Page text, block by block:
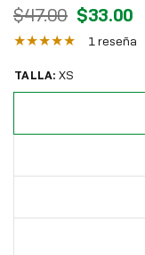
$47.00 $33.00
1 reseña
TALLA: XS